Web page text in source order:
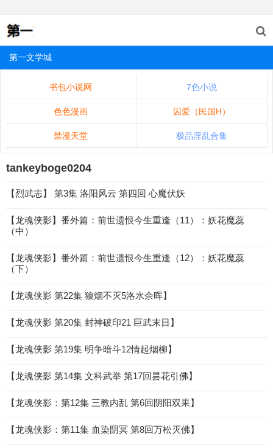
第一文学城
书包小说网 7色小说
色色漫画 囚爱（民国H）
禁漫天堂 极品淫乱合集
tankeyboge0204
【烈武志】 第3集 洛阳风云 第四回 心魔伏妖
【龙魂侠影】番外篇：前世遗恨今生重逢（11）：妖花魔蕊
（中）
【龙魂侠影】番外篇：前世遗恨今生重逢（12）：妖花魔蕊
（下）
【龙魂侠影 第22集 狼烟不灭5洛水余晖】
【龙魂侠影 第20集 封神破印21 巨武末日】
【龙魂侠影 第19集 明争暗斗12情起烟柳】
【龙魂侠影 第14集 文科武举 第17回昙花引佛】
【龙魂侠影：第12集 三教内乱 第6回阴阳双果】
【龙魂侠影：第11集 血染阴冥 第8回万松灭佛】